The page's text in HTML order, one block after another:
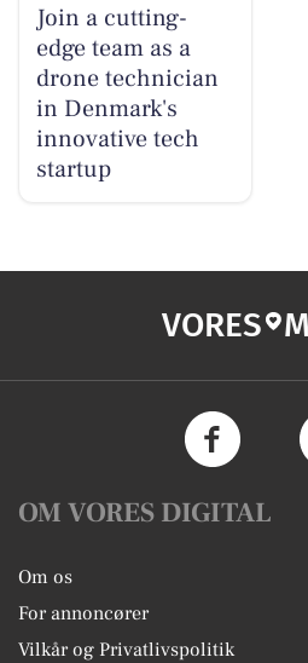
Join a cutting-
edge team as a
drone technician
in Denmark's
innovative tech
startup
VORES
OM VORES DIGITAL
Om os
For annoncører
Vilkår og Privatlivspolitik